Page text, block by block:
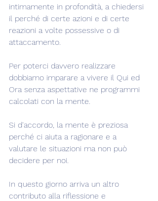
intimamente in profondità, a chiedersi
il perché di certe azioni e di certe
reazioni a volte possessive o di
attaccamento.
Per poterci davvero realizzare
dobbiamo imparare a vivere il Qui ed
Ora senza aspettative ne programmi
calcolati con la mente.
Si d'accordo, la mente è preziosa
perché ci aiuta a ragionare e a
valutare le situazioni ma non può
decidere per noi.
In questo giorno arriva un altro
contributo alla riflessione e